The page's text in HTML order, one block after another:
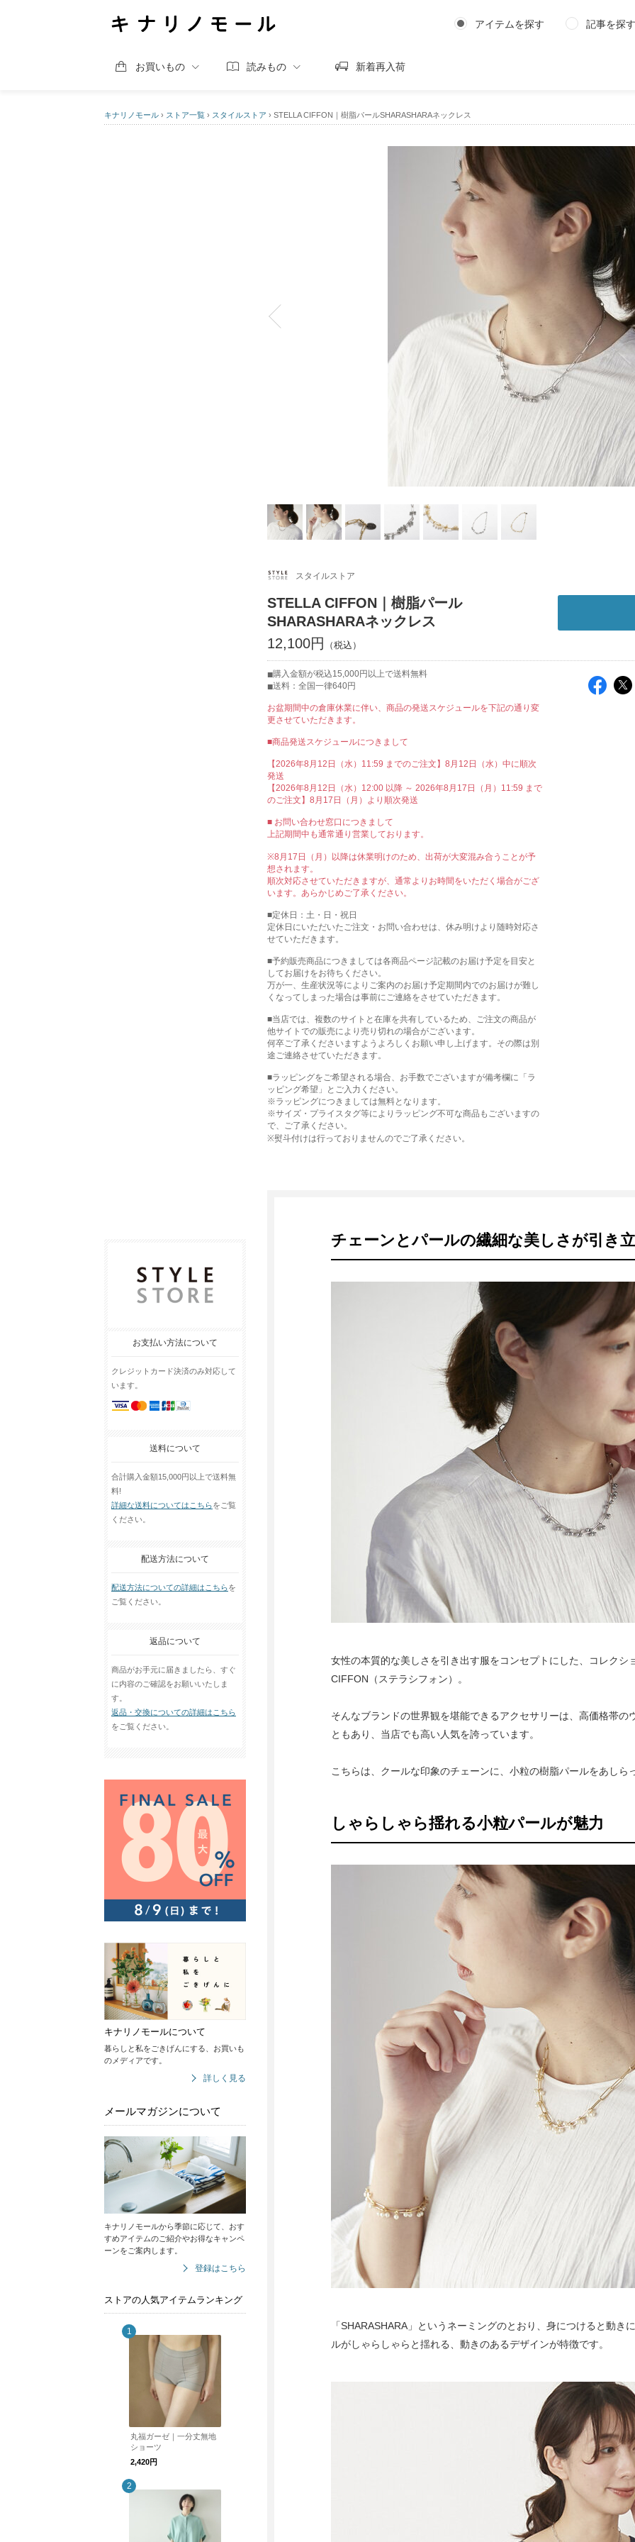
アイテムを探す 記事を探す
お買いもの 読みもの 新着再入荷
キナリノモール › ストア一覧 › スタイルストア › STELLA CIFFON｜樹脂パールSHARASHARAネックレス
お支払い方法について
クレジットカード決済のみ対応して
います。
送料について
合計購入金額15,000円以上で送料無
料!
詳細な送料についてはこちらをご覧
ください。
配送方法について
配送方法についての詳細はこちらを
ご覧ください。
返品について
商品がお手元に届きましたら、すぐ
に内容のご確認をお願いいたしま
す。
返品・交換についての詳細はこちら
をご覧ください。
キナリノモールについて
暮らしと私をごきげんにする、お買いも
のメディアです。
詳しく見る
メールマガジンについて
キナリノモールから季節に応じて、おす
すめアイテムのご紹介やお得なキャンペ
ーンをご案内します。
登録はこちら
ストアの人気アイテムランキング
丸福ガーゼ｜一分丈無地
ショーツ
2,420円
スタイルストア
STELLA CIFFON｜樹脂パール
SHARASHARAネックレス
12,100円
購入金額が税込15,000円以上で送料無料
送料：全国一律640円
お盆期間中の倉庫休業に伴い、商品の発送スケジュールを下記の通り変
更させていただきます。
■商品発送スケジュールにつきまして
【2026年8月12日（水）11:59 までのご注文】8月12日（水）中に順次
発送
【2026年8月12日（水）12:00 以降 ～ 2026年8月17日（月）11:59 まで
のご注文】8月17日（月）より順次発送
■ お問い合わせ窓口につきまして
上記期間中も通常通り営業しております。
※8月17日（月）以降は休業明けのため、出荷が大変混み合うことが予
想されます。
順次対応させていただきますが、通常よりお時間をいただく場合がござ
います。あらかじめご了承ください。
■定休日：土・日・祝日
定休日にいただいたご注文・お問い合わせは、休み明けより随時対応さ
せていただきます。
■予約販売商品につきましては各商品ページ記載のお届け予定を目安と
してお届けをお待ちください。
万が一、生産状況等によりご案内のお届け予定期間内でのお届けが難し
くなってしまった場合は事前にご連絡をさせていただきます。
■当店では、複数のサイトと在庫を共有しているため、ご注文の商品が
他サイトでの販売により売り切れの場合がございます。
何卒ご了承くださいますようよろしくお願い申し上げます。その際は別
途ご連絡させていただきます。
■ラッピングをご希望される場合、お手数でございますが備考欄に「ラ
ッピング希望」とご入力ください。
※ラッピングにつきましては無料となります。
※サイズ・プライスタグ等によりラッピング不可な商品もございますの
で、ご了承ください。
※熨斗付けは行っておりませんのでご了承ください。
チェーンとパールの繊細な美しさが引き
女性の本質的な美しさを引き出す服をコンセプトにした、コレクシ
CIFFON（ステラシフォン）。
そんなブランドの世界観を堪能できるアクセサリーは、高価格帯の
ともあり、当店でも高い人気を誇っています。
こちらは、クールな印象のチェーンに、小粒の樹脂パールをあしら
しゃらしゃら揺れる小粒パールが魅力
「SHARASHARA」というネーミングのとおり、身につけると動き
ルがしゃらしゃらと揺れる、動きのあるデザインが特徴です。